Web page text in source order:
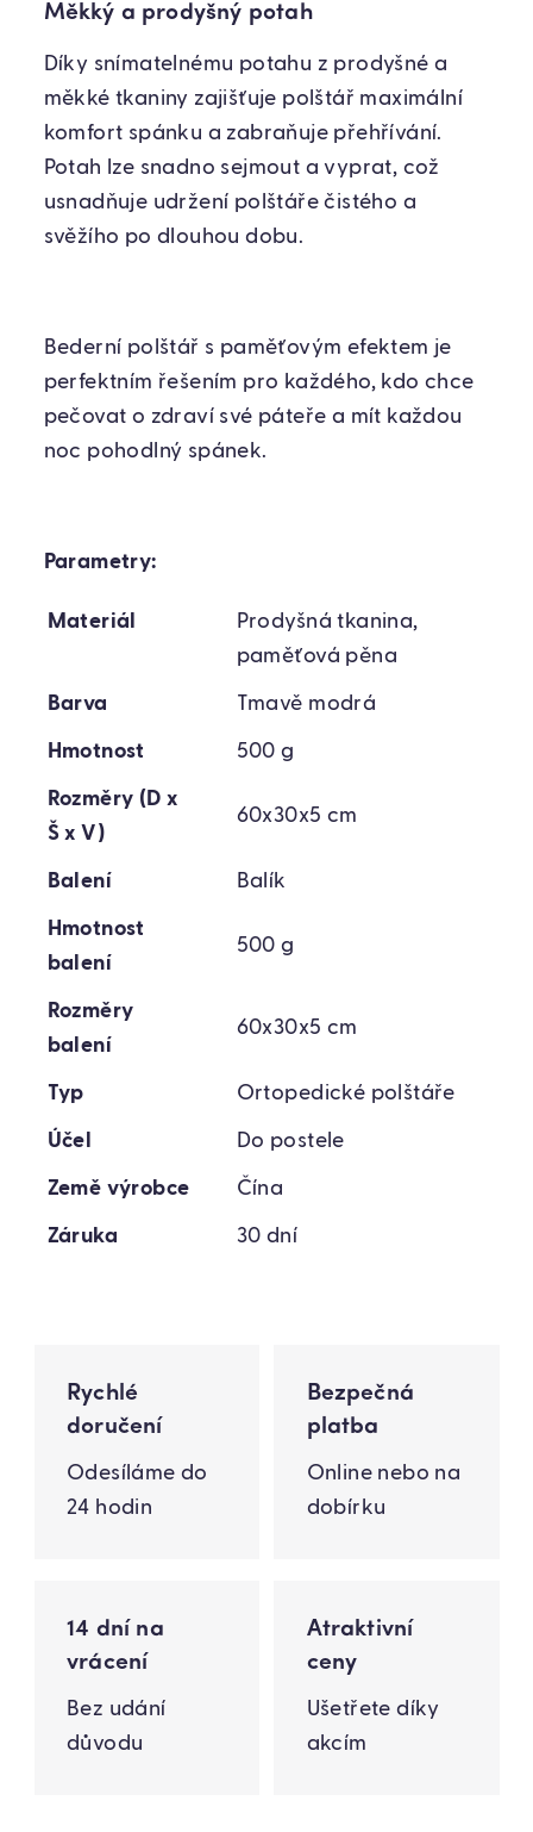
Měkký a prodyšný potah
Díky snímatelnému potahu z prodyšné a
měkké tkaniny zajišťuje polštář maximální
komfort spánku a zabraňuje přehřívání.
Potah lze snadno sejmout a vyprat, což
usnadňuje udržení polštáře čistého a
svěžího po dlouhou dobu.
Bederní polštář s paměťovým efektem je
perfektním řešením pro každého, kdo chce
pečovat o zdraví své páteře a mít každou
noc pohodlný spánek.
Parametry:
Materiál
Prodyšná tkanina,
paměťová pěna
Barva Tmavě modrá
Hmotnost 500 g
Rozměry (D x
Š x V)
60x30x5 cm
Balení Balík
Hmotnost
balení
500 g
Rozměry
balení
60x30x5 cm
Typ Ortopedické polštáře
Účel Do postele
Země výrobce Čína
Záruka 30 dní
Rychlé
doručení
Odesíláme do
24 hodin
Bezpečná
platba
Online nebo na
dobírku
14 dní na
vrácení
Bez udání
důvodu
Atraktivní
ceny
Ušetřete díky
akcím